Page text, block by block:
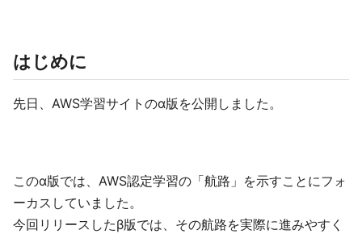
はじめに
先日、AWS学習サイトのα版を公開しました。
このα版では、AWS認定学習の「航路」を示すことにフォ
ーカスしていました。
今回リリースしたβ版では、その航路を実際に進みやすく